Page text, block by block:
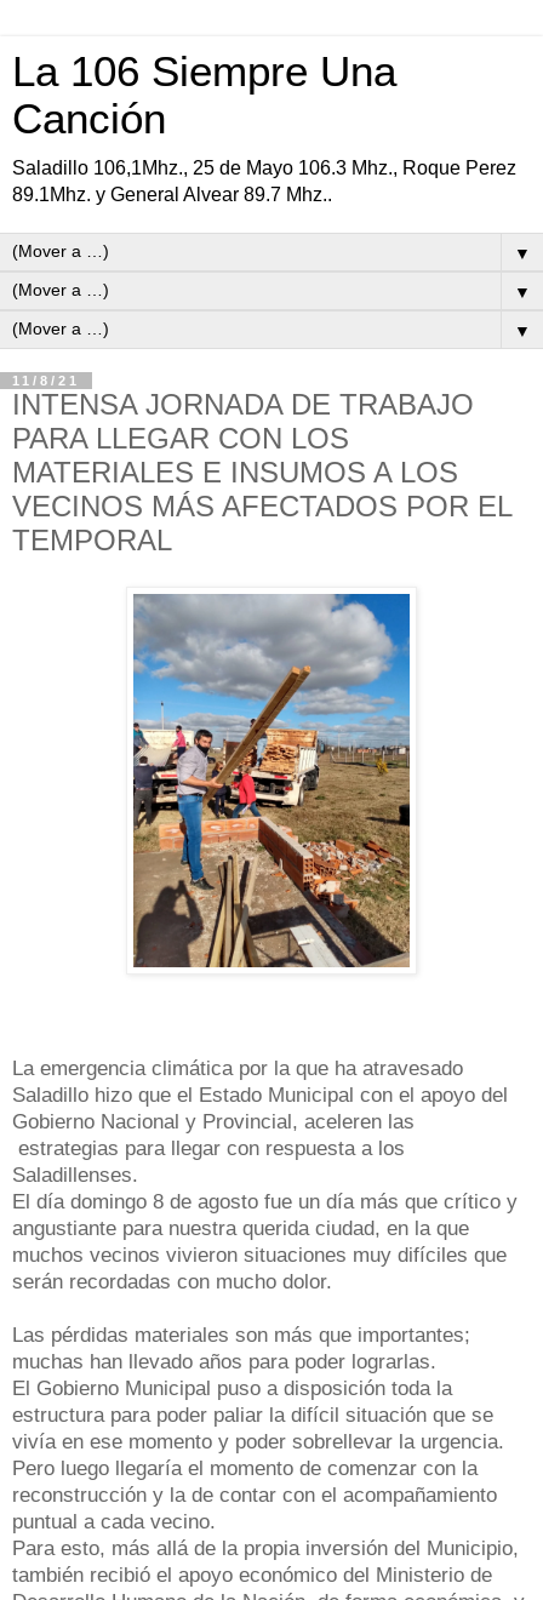
La 106 Siempre Una
Canción
Saladillo 106,1Mhz., 25 de Mayo 106.3 Mhz., Roque Perez
89.1Mhz. y General Alvear 89.7 Mhz..
▼
▼
▼
11/8/21
INTENSA JORNADA DE TRABAJO
PARA LLEGAR CON LOS
MATERIALES E INSUMOS A LOS
VECINOS MÁS AFECTADOS POR EL
TEMPORAL
La emergencia climática por la que ha atravesado
Saladillo hizo que el Estado Municipal con el apoyo del
Gobierno Nacional y Provincial, aceleren las
estrategias para llegar con respuesta a los
Saladillenses.
El día domingo 8 de agosto fue un día más que crítico y
angustiante para nuestra querida ciudad, en la que
muchos vecinos vivieron situaciones muy difíciles que
serán recordadas con mucho dolor.
Las pérdidas materiales son más que importantes;
muchas han llevado años para poder lograrlas.
El Gobierno Municipal puso a disposición toda la
estructura para poder paliar la difícil situación que se
vivía en ese momento y poder sobrellevar la urgencia.
Pero luego llegaría el momento de comenzar con la
reconstrucción y la de contar con el acompañamiento
puntual a cada vecino.
Para esto, más allá de la propia inversión del Municipio,
también recibió el apoyo económico del Ministerio de